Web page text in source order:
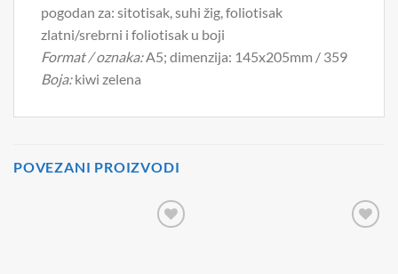
pogodan za: sitotisak, suhi žig, foliotisak
zlatni/srebrni i foliotisak u boji
Format / oznaka:A5; dimenzija: 145x205mm / 359
Boja:kiwi zelena
POVEZANI PROIZVODI